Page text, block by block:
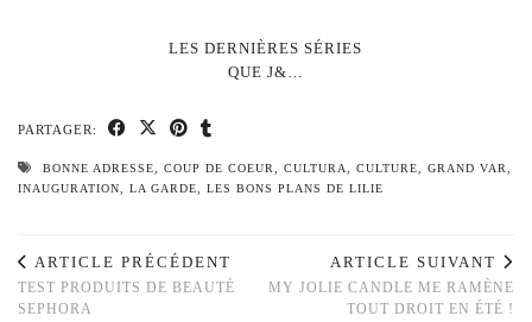
LES DERNIÈRES SÉRIES
QUE J&…
PARTAGER:
BONNE ADRESSE COUP DE COEUR CULTURA CULTURE GRAND VAR
INAUGURATION
LA GARDE LES BONS PLANS DE LILIE
ARTICLE PRÉCÉDENT
TEST PRODUITS DE BEAUTÉ
SEPHORA
ARTICLE SUIVANT
MY JOLIE CANDLE ME RAMÈNE
TOUT DROIT EN ÉTÉ !